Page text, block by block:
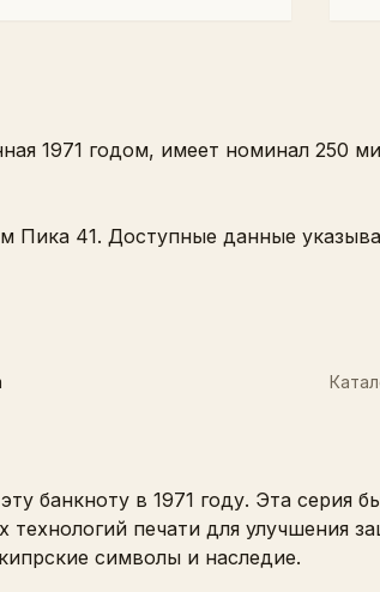
1971 годом, имеет номинал 250
Пика 41. Доступные данные
банкноту в 1971 году. Эта серия
технологий печати для улучшения
символы и наследие.